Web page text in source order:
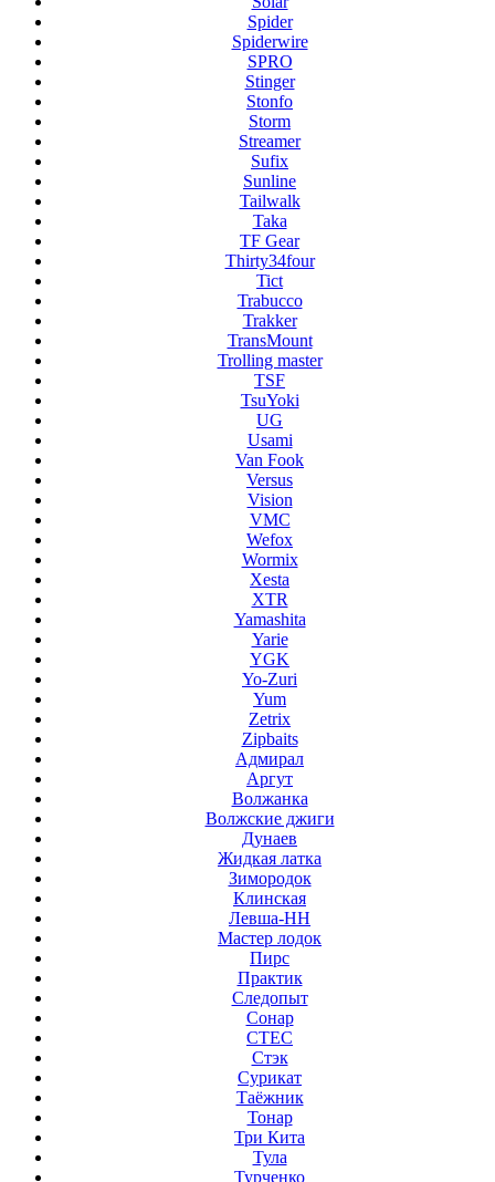
Spider
Spiderwire
SPRO
Stinger
Stonfo
Storm
Streamer
Sufix
Sunline
Tailwalk
Taka
TF Gear
Thirty34four
Tict
Trabucco
Trakker
TransMount
Trolling master
TSF
TsuYoki
UG
Usami
Van Fook
Versus
Vision
VMC
Wefox
Wormix
Xesta
XTR
Yamashita
Yarie
YGK
Yo-Zuri
Yum
Zetrix
Zipbaits
Адмирал
Аргут
Волжанка
Волжские джиги
Дунаев
Жидкая латка
Зимородок
Клинская
Левша-НН
Мастер лодок
Пирс
Практик
Следопыт
Сонар
СТЕС
Стэк
Сурикат
Таёжник
Тонар
Три Кита
Тула
Турченко